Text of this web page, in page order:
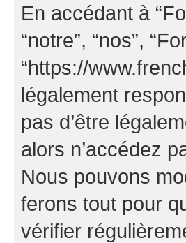
En accédant à
“notre”, “nos”,
“https://
légalement
pas d’être
alors n’accédez
Nous pouvons
ferons tout pour
vérifier